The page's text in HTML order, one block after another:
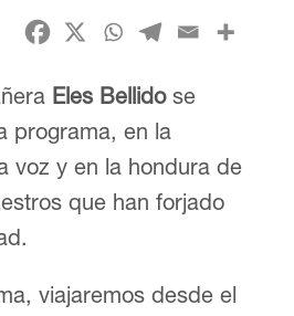
Eles Bellidose
programa, en la
voz y en la hondura de
que han forjado
viajaremos desde el